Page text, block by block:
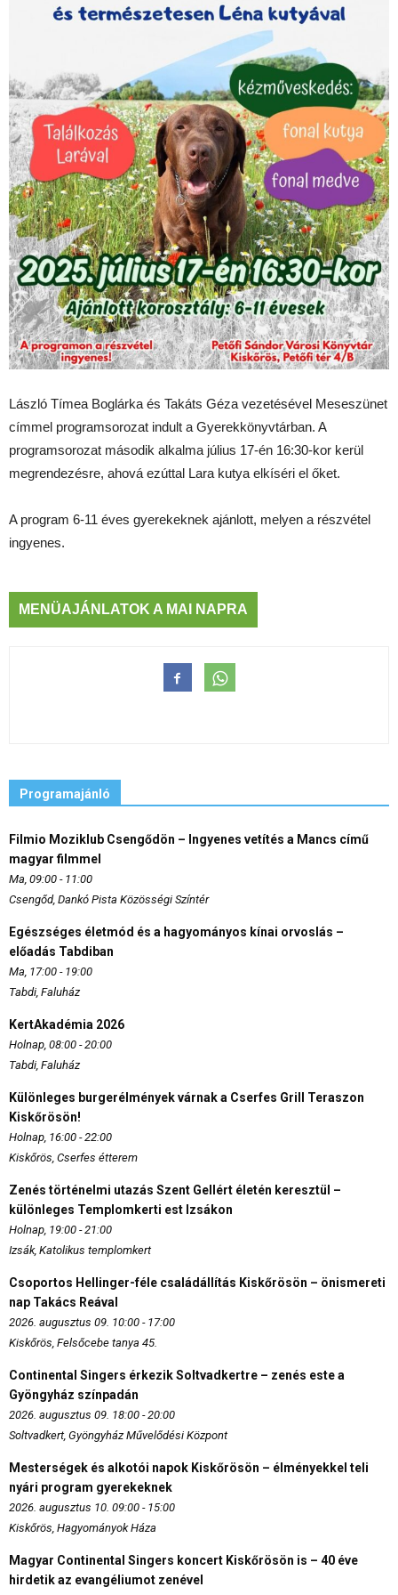
László Tímea Boglárka és Takáts Géza vezetésével Meseszünet
címmel programsorozat indult a Gyerekkönyvtárban. A
programsorozat második alkalma július 17-én 16:30-kor kerül
megrendezésre, ahová ezúttal Lara kutya elkíséri el őket.
A program 6-11 éves gyerekeknek ajánlott, melyen a részvétel
ingyenes.
MENÜAJÁNLATOK A MAI NAPRA
Programajánló
Filmio Moziklub Csengődön – Ingyenes vetítés a Mancs című
magyar filmmel
Ma, 09:00 - 11:00
Csengőd, Dankó Pista Közösségi Színtér
Egészséges életmód és a hagyományos kínai orvoslás –
előadás Tabdiban
Ma, 17:00 - 19:00
Tabdi, Faluház
KertAkadémia 2026
Holnap, 08:00 - 20:00
Tabdi, Faluház
Különleges burgerélmények várnak a Cserfes Grill Teraszon
Kiskőrösön!
Holnap, 16:00 - 22:00
Kiskőrös, Cserfes étterem
Zenés történelmi utazás Szent Gellért életén keresztül –
különleges Templomkerti est Izsákon
Holnap, 19:00 - 21:00
Izsák, Katolikus templomkert
Csoportos Hellinger-féle családállítás Kiskőrösön – önismereti
nap Takács Reával
2026. augusztus 09. 10:00 - 17:00
Kiskőrös, Felsőcebe tanya 45.
Continental Singers érkezik Soltvadkertre – zenés este a
Gyöngyház színpadán
2026. augusztus 09. 18:00 - 20:00
Soltvadkert, Gyöngyház Művelődési Központ
Mesterségek és alkotói napok Kiskőrösön – élményekkel teli
nyári program gyerekeknek
2026. augusztus 10. 09:00 - 15:00
Kiskőrös, Hagyományok Háza
Magyar Continental Singers koncert Kiskőrösön is – 40 éve
hirdetik az evangéliumot zenével